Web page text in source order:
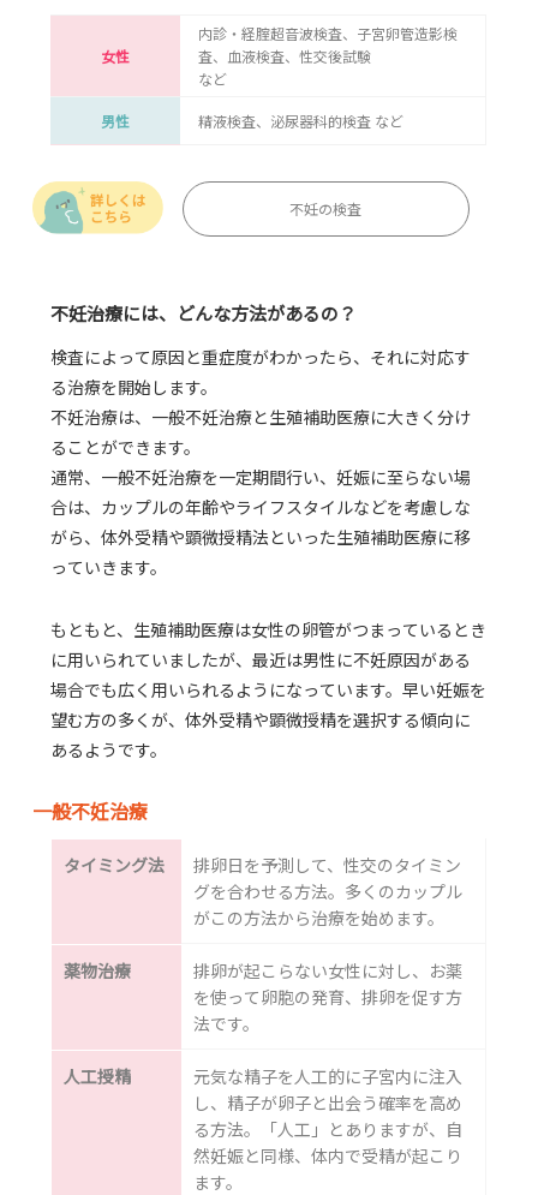
女性
内診・経腟超音波検査、子宮卵管造影検
査、血液検査、性交後試験
など
男性 精液検査、泌尿器科的検査 など
不妊の検査
不妊治療には、どんな方法があるの？
検査によって原因と重症度がわかったら、それに対応す
る治療を開始します。
不妊治療は、一般不妊治療と生殖補助医療に大きく分け
ることができます。
通常、一般不妊治療を一定期間行い、妊娠に至らない場
合は、カップルの年齢やライフスタイルなどを考慮しな
がら、体外受精や顕微授精法といった生殖補助医療に移
っていきます。
もともと、生殖補助医療は女性の卵管がつまっているとき
に用いられていましたが、最近は男性に不妊原因がある
場合でも広く用いられるようになっています。早い妊娠を
望む方の多くが、体外受精や顕微授精を選択する傾向に
あるようです。
一般不妊治療
タイミング法
排卵日を予測して、性交のタイミン
グを合わせる方法。多くのカップル
がこの方法から治療を始めます。
薬物治療
排卵が起こらない女性に対し、お薬
を使って卵胞の発育、排卵を促す方
法です。
人工授精
元気な精子を人工的に子宮内に注入
し、精子が卵子と出会う確率を高め
る方法。「人工」とありますが、自
然妊娠と同様、体内で受精が起こり
ます。